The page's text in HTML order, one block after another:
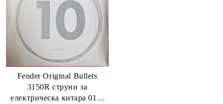
Fender Original Bullets
3150R струни за
електрическа китара 010-